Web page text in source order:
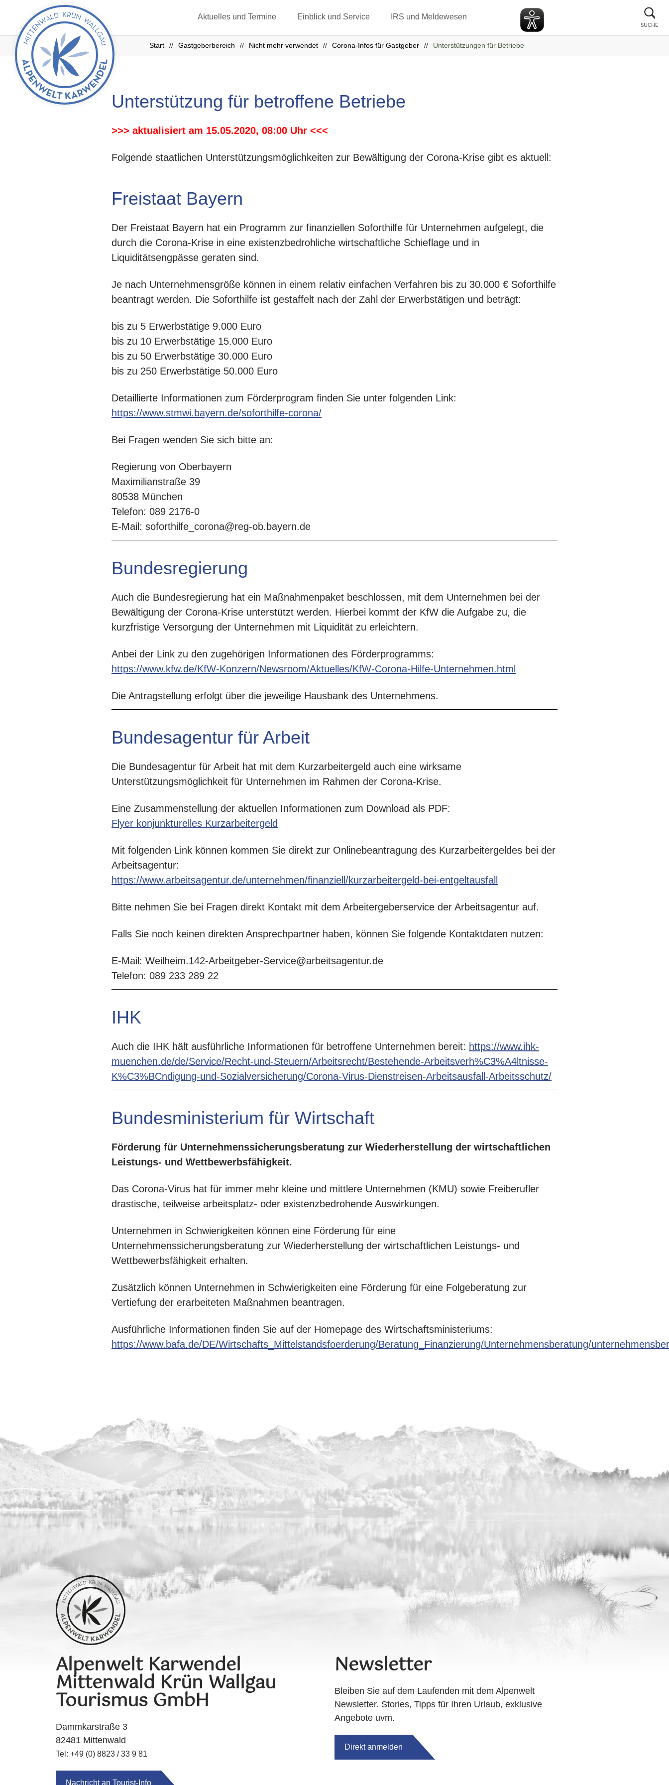
Aktuelles und Termine Einblick und Service IRS und Meldewesen
SUCHE
zurück
zur
Startseite
Start Gastgeberbereich Nicht mehr verwendet Corona-Infos für Gastgeber Unterstützungen für Betriebe
Unterstützung für betroffene Betriebe
>>> aktualisiert am 15.05.2020, 08:00 Uhr <<<
Folgende staatlichen Unterstützungsmöglichkeiten zur Bewältigung der Corona-Krise gibt es aktuell:
Freistaat Bayern
Der Freistaat Bayern hat ein Programm zur finanziellen Soforthilfe für Unternehmen aufgelegt, die
durch die Corona-Krise in eine existenzbedrohliche wirtschaftliche Schieflage und in
Liquiditätsengpässe geraten sind.
Je nach Unternehmensgröße können in einem relativ einfachen Verfahren bis zu 30.000 € Soforthilfe
beantragt werden. Die Soforthilfe ist gestaffelt nach der Zahl der Erwerbstätigen und beträgt:
bis zu 5 Erwerbstätige 9.000 Euro
bis zu 10 Erwerbstätige 15.000 Euro
bis zu 50 Erwerbstätige 30.000 Euro
bis zu 250 Erwerbstätige 50.000 Euro
Detaillierte Informationen zum Förderprogram finden Sie unter folgenden Link:
https://www.stmwi.bayern.de/soforthilfe-corona/
Bei Fragen wenden Sie sich bitte an:
Regierung von Oberbayern
Maximilianstraße 39
80538 München
Telefon: 089 2176-0
E-Mail: soforthilfe_corona@reg-ob.bayern.de
Bundesregierung
Auch die Bundesregierung hat ein Maßnahmenpaket beschlossen, mit dem Unternehmen bei der
Bewältigung der Corona-Krise unterstützt werden. Hierbei kommt der KfW die Aufgabe zu, die
kurzfristige Versorgung der Unternehmen mit Liquidität zu erleichtern.
Anbei der Link zu den zugehörigen Informationen des Förderprogramms:
https://www.kfw.de/KfW-Konzern/Newsroom/Aktuelles/KfW-Corona-Hilfe-Unternehmen.html
Die Antragstellung erfolgt über die jeweilige Hausbank des Unternehmens.
Bundesagentur für Arbeit
Die Bundesagentur für Arbeit hat mit dem Kurzarbeitergeld auch eine wirksame
Unterstützungsmöglichkeit für Unternehmen im Rahmen der Corona-Krise.
Eine Zusammenstellung der aktuellen Informationen zum Download als PDF:
Flyer konjunkturelles Kurzarbeitergeld
Mit folgenden Link können kommen Sie direkt zur Onlinebeantragung des Kurzarbeitergeldes bei der
Arbeitsagentur:
https://www.arbeitsagentur.de/unternehmen/finanziell/kurzarbeitergeld-bei-entgeltausfall
Bitte nehmen Sie bei Fragen direkt Kontakt mit dem Arbeitergeberservice der Arbeitsagentur auf.
Falls Sie noch keinen direkten Ansprechpartner haben, können Sie folgende Kontaktdaten nutzen:
E-Mail: Weilheim.142-Arbeitgeber-Service@arbeitsagentur.de
Telefon: 089 233 289 22
IHK
Auch die IHK hält ausführliche Informationen für betroffene Unternehmen bereit: https://www.ihk-
muenchen.de/de/Service/Recht-und-Steuern/Arbeitsrecht/Bestehende-Arbeitsverh%C3%A4ltnisse-
K%C3%BCndigung-und-Sozialversicherung/Corona-Virus-Dienstreisen-Arbeitsausfall-Arbeitsschutz/
Bundesministerium für Wirtschaft
Förderung für Unternehmenssicherungsberatung zur Wiederherstellung der wirtschaftlichen
Leistungs- und Wettbewerbsfähigkeit.
Das Corona-Virus hat für immer mehr kleine und mittlere Unternehmen (KMU) sowie Freiberufler
drastische, teilweise arbeitsplatz- oder existenzbedrohende Auswirkungen.
Unternehmen in Schwierigkeiten können eine Förderung für eine
Unternehmenssicherungsberatung zur Wiederherstellung der wirtschaftlichen Leistungs- und
Wettbewerbsfähigkeit erhalten.
Zusätzlich können Unternehmen in Schwierigkeiten eine Förderung für eine Folgeberatung zur
Vertiefung der erarbeiteten Maßnahmen beantragen.
Ausführliche Informationen finden Sie auf der Homepage des Wirtschaftsministeriums:
https://www.bafa.de/DE/Wirtschafts_Mittelstandsfoerderung/Beratung_Finanzierung/Unternehmensberatung/
Alpenwelt Karwendel
Mittenwald Krün Wallgau
Tourismus GmbH
Dammkarstraße 3
82481 Mittenwald
Tel: +49 (0) 8823 / 33 9 81
Nachricht an Tourist-Info
Newsletter
Bleiben Sie auf dem Laufenden mit dem Alpenwelt
Newsletter. Stories, Tipps für Ihren Urlaub, exklusive
Angebote uvm.
Direkt anmelden